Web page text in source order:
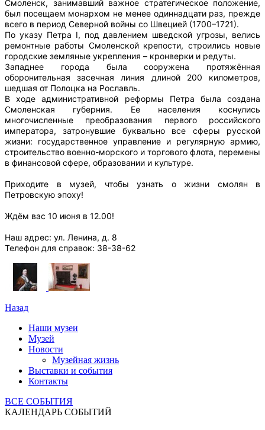
Смоленск, занимавший важное стратегическое положение,
был посещаем монархом не менее одиннадцати раз, прежде
всего в период Северной войны со Швецией (1700–1721).
По указу Петра I, под давлением шведской угрозы, велись
ремонтные работы Смоленской крепости, строились новые
городские земляные укрепления – кронверки и редуты.
Западнее города была сооружена протяжённая
оборонительная засечная линия длиной 200 километров,
шедшая от Полоцка на Рославль.
В ходе административной реформы Петра была создана
Смоленская губерния. Ее населения коснулись
многочисленные преобразования первого российского
императора, затронувшие буквально все сферы русской
жизни: государственное управление и регулярную армию,
строительство военно-морского и торгового флота, перемены
в финансовой сфере, образовании и культуре.
Приходите в музей, чтобы узнать о жизни смолян в
Петровскую эпоху!
Ждём вас 10 июня в 12.00!
Наш адрес: ул. Ленина, д. 8
Телефон для справок: 38-38-62
Назад
Наши музеи
Музей
Новости
Музейная жизнь
Выставки и события
Контакты
ВСЕ СОБЫТИЯ
КАЛЕНДАРЬ СОБЫТИЙ